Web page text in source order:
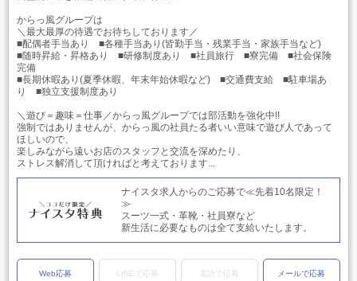
からっ風グループは
＼最大最厚の待遇でお待ちしております／
■配偶者手当あり ■各種手当あり(皆勤手当・残業手当・家族手当など)
■随時昇給・昇格あり ■研修制度あり ■社員旅行 ■寮完備 ■社会保険
完備
■長期休暇あり(夏季休暇、年末年始休暇など) ■交通費支給 ■駐車場あ
り ■独立支援制度あり
＼遊び＝趣味＝仕事／からっ風グループでは部活動を強化中!!
強制ではありませんが、からっ風の社員たる者いい意味で遊び人であって
ほしいので、
楽しみながら遠いお店のスタッフと交流を深めたり、
ストレス解消して頂ければと考えております...
ナイスタ求人からのご応募で≪先着10名限定！
≫
スーツ一式・革靴・社員寮など
新生活に必要なものは全て支給いたします。
Web応募 LINEで応募 電話で応募 メールで応募